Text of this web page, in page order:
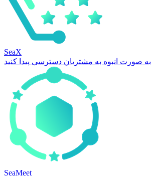
SeaX
به صورت انبوه به مشتریان دسترسی پیدا کنید
SeaMeet